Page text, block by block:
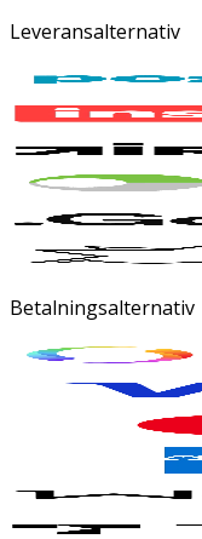
Leveransalternativ
Betalningsalternativ